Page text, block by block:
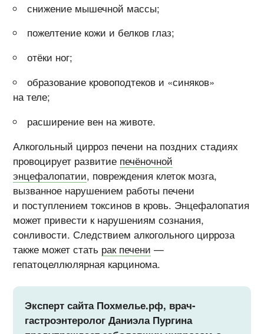
снижение мышечной массы;
пожелтение кожи и белков глаз;
отёки ног;
образование кровоподтеков и «синяков»
на теле;
расширение вен на животе.
Алкогольный цирроз печени на поздних стадиях
провоцирует развитие печёночной
энцефалопатии, повреждения клеток мозга,
вызванное нарушением работы печени
и поступлением токсинов в кровь. Энцефалопатия
может привести к нарушениям сознания,
сонливости. Следствием алкогольного цирроза
также может стать рак печени —
гепатоцеллюлярная карцинома.
Эксперт сайта Похмелье.рф, врач-
гастроэнтеролог Даниэла Пургина